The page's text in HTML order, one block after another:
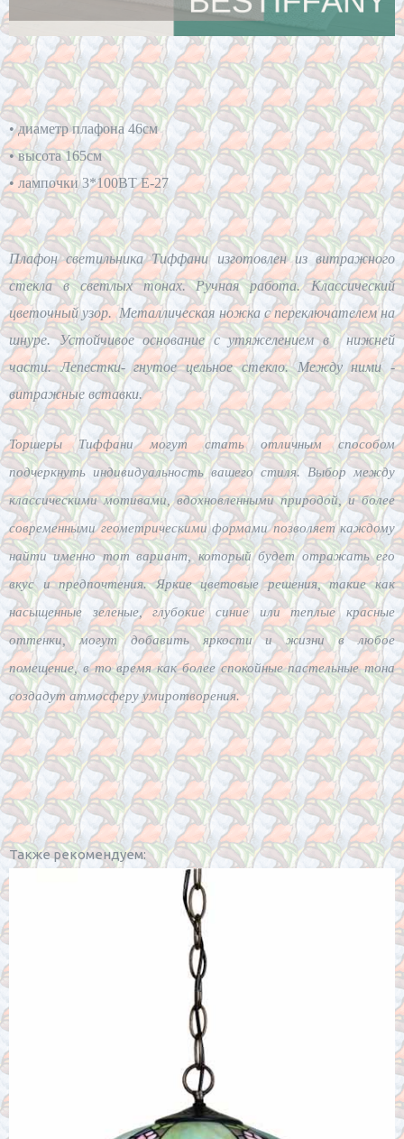
• диаметр плафона 46см
• высота 165см
• лампочки 3*100BT Е-27
Плафон светильника Тиффани изготовлен из витражного
стекла в светлых тонах. Ручная работа. Классический
цветочный узор. Металлическая ножка с переключателем на
шнуре. Устойчивое основание с утяжелением в нижней
части. Лепестки- гнутое цельное стекло. Между ними -
витражные вставки.
Торшеры Тиффани могут стать отличным способом
подчеркнуть индивидуальность вашего стиля. Выбор между
классическими мотивами, вдохновленными природой, и более
современными геометрическими формами позволяет каждому
найти именно тот вариант, который будет отражать его
вкус и предпочтения. Яркие цветовые решения, такие как
насыщенные зеленые, глубокие синие или теплые красные
оттенки, могут добавить яркости и жизни в любое
помещение, в то время как более спокойные пастельные тона
создадут атмосферу умиротворения.
Также рекомендуем: